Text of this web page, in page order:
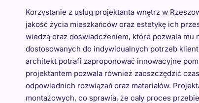
Korzystanie z usług projektanta wnętrz w
jakość życia mieszkańców oraz estetykę ich
wiedzą oraz doświadczeniem, które pozwala
dostosowanych do indywidualnych potrzeb
architekt potrafi zaproponować innowacyjne
projektantem pozwala również zaoszczędzić
odpowiednich rozwiązań oraz materiałów.
montażowych, co sprawia, że cały proces